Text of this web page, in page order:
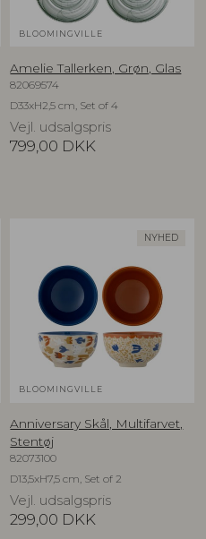
BLOOMINGVILLE
Amelie Tallerken, Grøn, Glas
82069574
D33xH2,5 cm, Set of 4
Vejl. udsalgspris
799,00 DKK
NYHED
BLOOMINGVILLE
Anniversary Skål, Multifarvet,
Stentøj
82073100
D13,5xH7,5 cm, Set of 2
Vejl. udsalgspris
299,00 DKK